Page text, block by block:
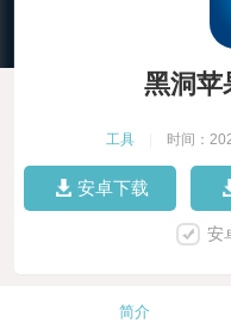
黑洞苹
工具 时间：
安卓下载
安
简介